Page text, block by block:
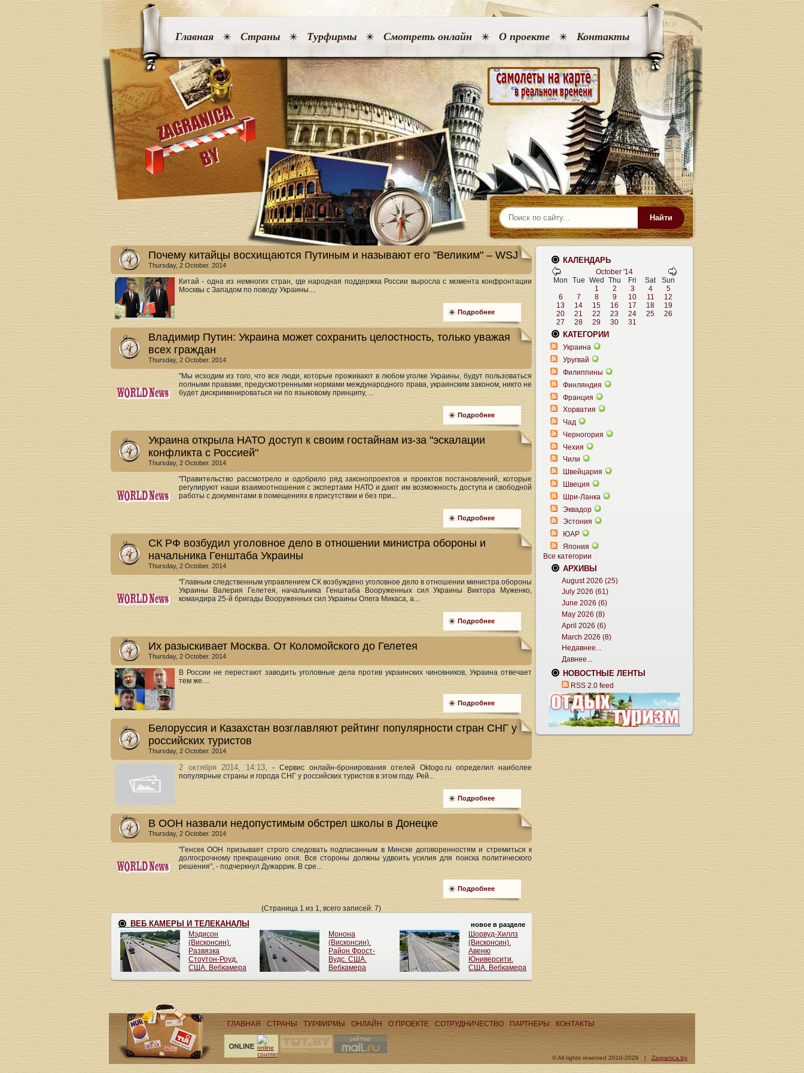
Главная Страны Турфирмы Смотреть онлайн О проекте Контакты
Найти
Почему китайцы восхищаются Путиным и называют его "Великим" – WSJ
Thursday, 2 October. 2014
Китай - одна из немногих стран, где народная поддержка России выросла с момента конфронтации
Москвы с Западом по поводу Украины....
Подробнее
Владимир Путин: Украина может сохранить целостность, только уважая
всех граждан
Thursday, 2 October. 2014
"Мы исходим из того, что все люди, которые проживают в любом уголке Украины, будут пользоваться
полными правами, предусмотренными нормами международного права, украинским законом, никто не
будет дискриминироваться ни по языковому принципу, ...
Подробнее
Украина открыла НАТО доступ к своим гостайнам из-за "эскалации
конфликта с Россией"
Thursday, 2 October. 2014
"Правительство рассмотрело и одобрило ряд законопроектов и проектов постановлений, которые
регулируют наши взаимоотношения с экспертами НАТО и дают им возможность доступа и свободной
работы с документами в помещениях в присутствии и без при...
Подробнее
СК РФ возбудил уголовное дело в отношении министра обороны и
начальника Генштаба Украины
Thursday, 2 October. 2014
"Главным следственным управлением СК возбуждено уголовное дело в отношении министра обороны
Украины Валерия Гелетея, начальника Генштаба Вооруженных сил Украины Виктора Муженко,
командира 25-й бригады Вооруженных сил Украины Олега Микаса, а...
Подробнее
Их разыскивает Москва. От Коломойского до Гелетея
Thursday, 2 October. 2014
В России не перестают заводить уголовные дела против украинских чиновников, Украина отвечает
тем же....
Подробнее
Белоруссия и Казахстан возглавляют рейтинг популярности стран СНГ у
российских туристов
Thursday, 2 October. 2014
2 октября 2014, 14:13,- Сервис онлайн-бронирования отелей Oktogo.ru определил наиболее
популярные страны и города СНГ у российских туристов в этом году. Рей...
Подробнее
В ООН назвали недопустимым обстрел школы в Донецке
Thursday, 2 October. 2014
"Генсек ООН призывает строго следовать подписанным в Минске договоренностям и стремиться к
долгосрочному прекращению огня. Все стороны должны удвоить усилия для поиска политического
решения", - подчеркнул Дужаррик. В сре...
Подробнее
(Страница 1 из 1, всего записей: 7)
КАЛЕНДАРЬ
October '14
Mon
Tue Wed Thu Fri Sat
Sun
1
2 3 4
5
6
7 8 9 10 11
12
13
14 15 16 17 18
19
20
21 22 23 24 25
26
27
28 29 30 31
КАТЕГОРИИ
Украина
Уругвай
Филиппины
Финляндия
Франция
Хорватия
Чад
Черногория
Чехия
Чили
Швейцария
Швеция
Шри-Ланка
Эквадор
Эстония
ЮАР
Япония
Все категории
АРХИВЫ
August 2026 (25)
July 2026 (61)
June 2026 (6)
May 2026 (8)
April 2026 (6)
March 2026 (8)
Недавнее...
Давнее...
НОВОСТНЫЕ ЛЕНТЫ
RSS 2.0 feed
ГЛАВНАЯ СТРАНЫ ТУРФИРМЫ ОНЛАЙН О ПРОЕКТЕ CОТРУДНИЧЕСТВО ПАРТНЕРЫ КОНТАКТЫ
© All rights reserved 2010-2026 | Zagranica.by